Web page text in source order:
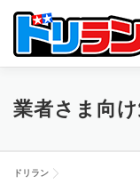
TOP ABOUT
業者さま向
ドリラン